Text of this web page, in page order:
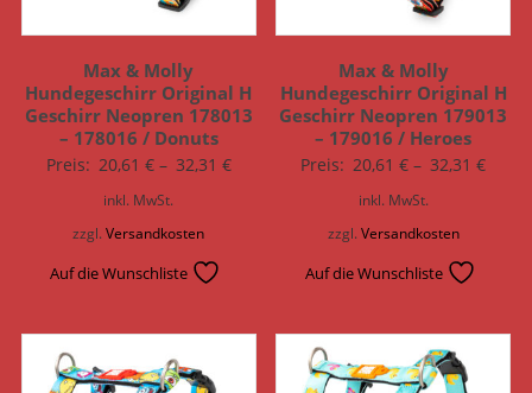
Max & Molly
Hundegeschirr Original H
Geschirr Neopren 178013
– 178016 / Donuts
Preis: 20,61 €– 32,31 €
inkl. MwSt.
zzgl.Versandkosten
Auf die Wunschliste
Max & Molly
Hundegeschirr Original H
Geschirr Neopren 179013
– 179016 / Heroes
Preis: 20,61€ – 32,31€
inkl. MwSt.
zzgl.Versandkosten
Auf die Wunschliste